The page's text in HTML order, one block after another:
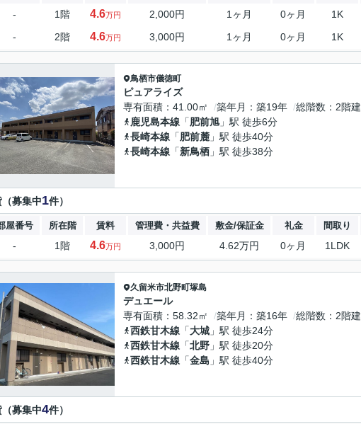
- 1階 4.6万円 2,000円 1ヶ月 0ヶ月 1K
- 2階 4.6万円 3,000円 1ヶ月 0ヶ月 1K
鳥栖市儀徳町
ピュアライズ
専有面積
41.00㎡ 築年月 築19年 総階数 2階建
鹿児島本線 「肥前旭 」駅 徒歩6分
長崎本線 「肥前麓 」駅 徒歩40分
長崎本線 「新鳥栖 」駅 徒歩38分
募集中1件）
屋番号 所在階 賃料 管理費・共益費 敷金/保証金 礼金 間取り
- 1階 4.6万円 3,000円 4.62万円 0ヶ月 1LDK
久留米市北野町塚島
デュエール
専有面積
58.32㎡ 築年月 築16年 総階数 2階建
西鉄甘木線 「大城 」駅 徒歩24分
西鉄甘木線 「北野 」駅 徒歩20分
西鉄甘木線 「金島 」駅 徒歩40分
募集中4件）